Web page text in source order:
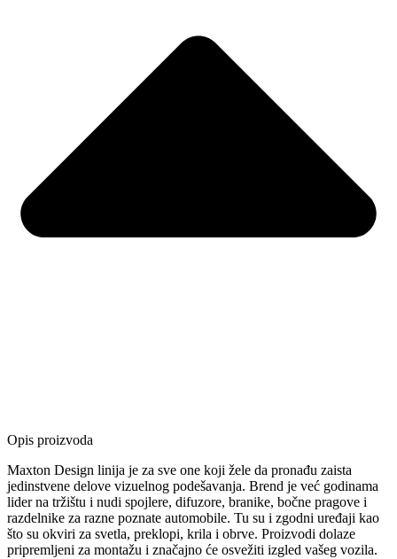
Opis proizvoda
Maxton Design linija je za sve one koji žele da pronađu zaista
jedinstvene delove vizuelnog podešavanja. Brend je već godinama
lider na tržištu i nudi spojlere, difuzore, branike, bočne pragove i
razdelnike za razne poznate automobile. Tu su i zgodni uređaji kao
što su okviri za svetla, preklopi, krila i obrve. Proizvodi dolaze
pripremljeni za montažu i značajno će osvežiti izgled vašeg vozila.